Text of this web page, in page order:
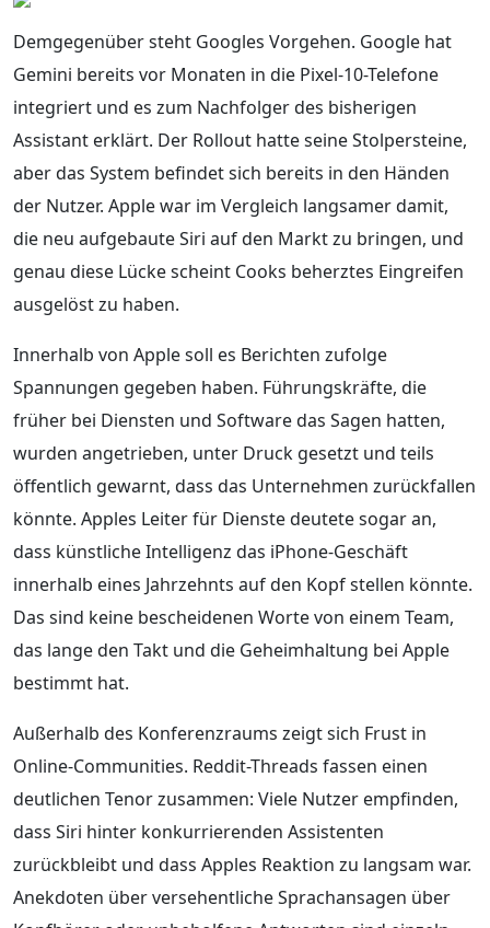
Demgegenüber steht Googles Vorgehen. Google hat
Gemini bereits vor Monaten in die Pixel-10-Telefone
integriert und es zum Nachfolger des bisherigen
Assistant erklärt. Der Rollout hatte seine Stolpersteine,
aber das System befindet sich bereits in den Händen
der Nutzer. Apple war im Vergleich langsamer damit,
die neu aufgebaute Siri auf den Markt zu bringen, und
genau diese Lücke scheint Cooks beherztes Eingreifen
ausgelöst zu haben.
Innerhalb von Apple soll es Berichten zufolge
Spannungen gegeben haben. Führungskräfte, die
früher bei Diensten und Software das Sagen hatten,
wurden angetrieben, unter Druck gesetzt und teils
öffentlich gewarnt, dass das Unternehmen zurückfallen
könnte. Apples Leiter für Dienste deutete sogar an,
dass künstliche Intelligenz das iPhone-Geschäft
innerhalb eines Jahrzehnts auf den Kopf stellen könnte.
Das sind keine bescheidenen Worte von einem Team,
das lange den Takt und die Geheimhaltung bei Apple
bestimmt hat.
Außerhalb des Konferenzraums zeigt sich Frust in
Online-Communities. Reddit-Threads fassen einen
deutlichen Tenor zusammen: Viele Nutzer empfinden,
dass Siri hinter konkurrierenden Assistenten
zurückbleibt und dass Apples Reaktion zu langsam war.
Anekdoten über versehentliche Sprachansagen über